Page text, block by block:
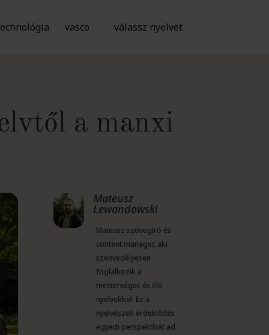
válassz nyelvet
vasco
a manxi
Mateusz
Lewandowski
Mateusz szövegíró és
content manager, aki
szenvedélyesen
foglalkozik a
mesterséges és élő
nyelvekkel. Ez a
nyelvészeti érdeklődés
egyedi perspektívát ad